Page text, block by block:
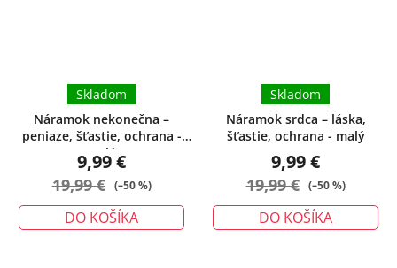
Náramok nekonečna –
peniaze, šťastie, ochrana -
malý
Skladom
9,99 €
19,99 € (–50 %)
DO KOŠÍKA
Náramok srdca – láska,
šťastie, ochrana - malý
Skladom
9,99 €
19,99 € (–50 %)
DO KOŠÍKA